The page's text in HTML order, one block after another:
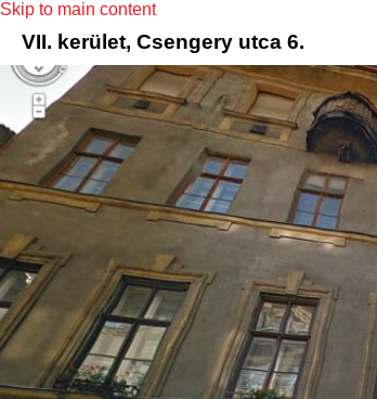
Skip to main content
VII. kerület, Csengery utca 6.